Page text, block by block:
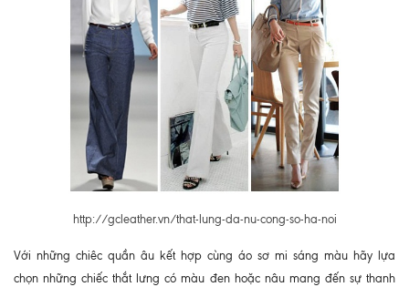
http://gcleather.vn/that-lung-da-nu-cong-so-ha-noi
Với những chiêc quần âu kết hợp cùng áo sơ mi sáng màu hãy lựa
chọn những chiếc thắt lưng có màu đen hoặc nâu mang đến sự thanh